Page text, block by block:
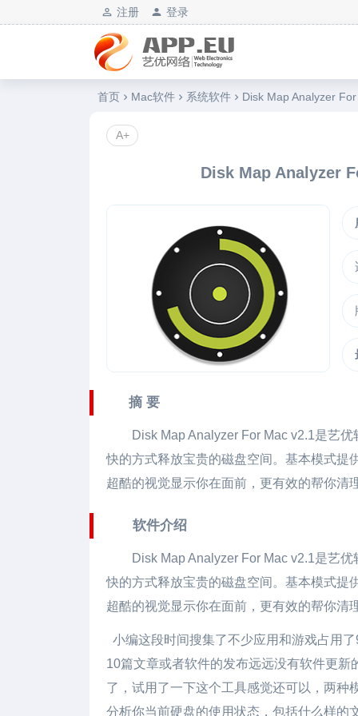
注册 登录
艺优软件乐园
首页 Mac软件 系统软件 Disk Map Analyzer
Disk Map Analyzer
摘 要
Disk Map Analyzer For Mac v2.1是艺优
快的方式释放宝贵的磁盘空间。基本模式提
超酷的视觉显示你在面前，更有效的帮你清
软件介绍
Disk Map Analyzer For Mac v2.1是艺优
快的方式释放宝贵的磁盘空间。基本模式提
超酷的视觉显示你在面前，更有效的帮你清
小编这段时间搜集了不少应用和游戏占用
10篇文章或者软件的发布远远没有软件更
了，试用了一下这个工具感觉还可以，两种
分析你当前硬盘的使用状态，包括什么样的
A+